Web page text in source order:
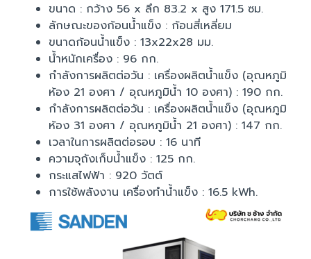
ขนาด : กว้าง 56 x ลึก 83.2 x สูง 171.5 ซม.
ลักษณะของก้อนน้ำแข็ง : ก้อนสี่เหลี่ยม
ขนาดก้อนน้ำแข็ง : 13x22x28 มม.
น้ำหนักเครื่อง : 96 กก.
กำลังการผลิตต่อวัน : เครื่องผลิตน้ำแข็ง (อุณหภูมิ
ห้อง 21 องศา / อุณหภูมิน้ำ 10 องศา) : 190 กก.
กำลังการผลิตต่อวัน : เครื่องผลิตน้ำแข็ง (อุณหภูมิ
ห้อง 31 องศา / อุณหภูมิน้ำ 21 องศา) : 147 กก.
เวลาในการผลิตต่อรอบ : 16 นาที
ความจุถังเก็บน้ำแข็ง : 125 กก.
กระแสไฟฟ้า : 920 วัตต์
การใช้พลังงาน เครื่องทำน้ำแข็ง : 16.5 kWh.